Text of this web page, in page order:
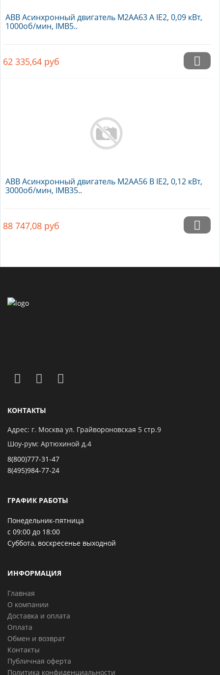
ABB Асинхронный двигатель M2AA63 A IE2, 0,09 кВт,
1000об/мин, IMB5..
62 335,64 руб
ABB Асинхронный двигатель M2AA56 B IE2, 0,12 кВт,
3000об/мин, IMB35..
88 747,08 руб
КОНТАКТЫ
Адрес: г. Москва ул. Грайвороновская 5 стр.9
Шоу-рум: Артюхиной д.4
8(800)777-31-47
8(495)984-77-24
ГРАФИК РАБОТЫ
Понедельник-пятница
с 09:00 до 18:00
Суббота, воскресенье выходной
ИНФОРМАЦИЯ
Главная
О компании
Доставка и оплата
Оплата
Обмен и возврат
Контакты
Публичная оферта
Политика конфиденциальности